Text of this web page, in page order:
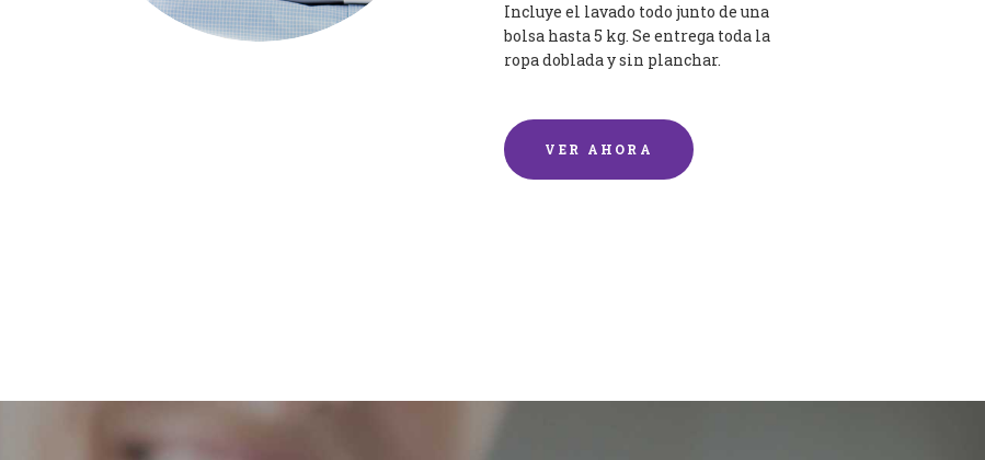
Incluye el lavado todo junto de una
bolsa hasta 5 kg. Se entrega toda la
ropa doblada y sin planchar.
VER AHORA